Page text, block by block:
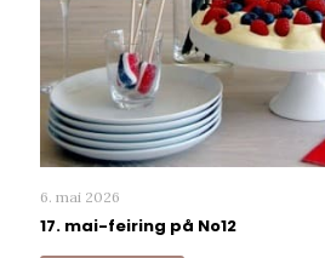
6. mai 2026
17. mai-feiring på No12